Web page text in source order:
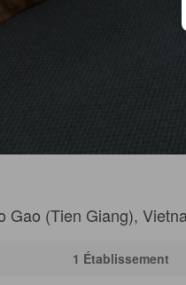
Gao (Tien Giang),
1 Établissement